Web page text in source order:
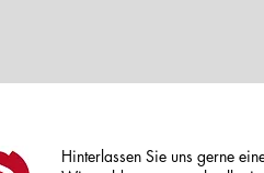
Hinterlassen Sie uns gerne